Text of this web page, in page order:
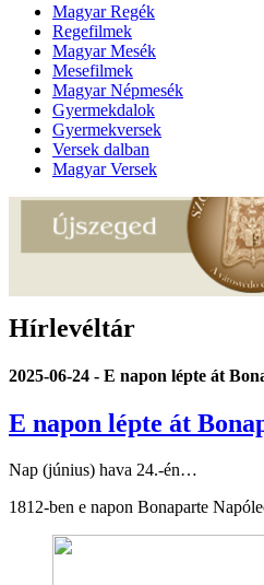
Magyar Regék
Regefilmek
Magyar Mesék
Mesefilmek
Magyar Népmesék
Gyermekdalok
Gyermekversek
Versek dalban
Magyar Versek
Hírlevéltár
2025-06-24 - E napon lépte át
E napon lépte át
Nap (június) hava 24.-én…
1812-ben e napon Bonaparte